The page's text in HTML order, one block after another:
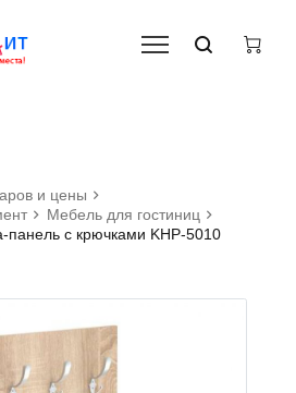
и цены
Мебель для гостиниц
панель с крючками KHP-5010